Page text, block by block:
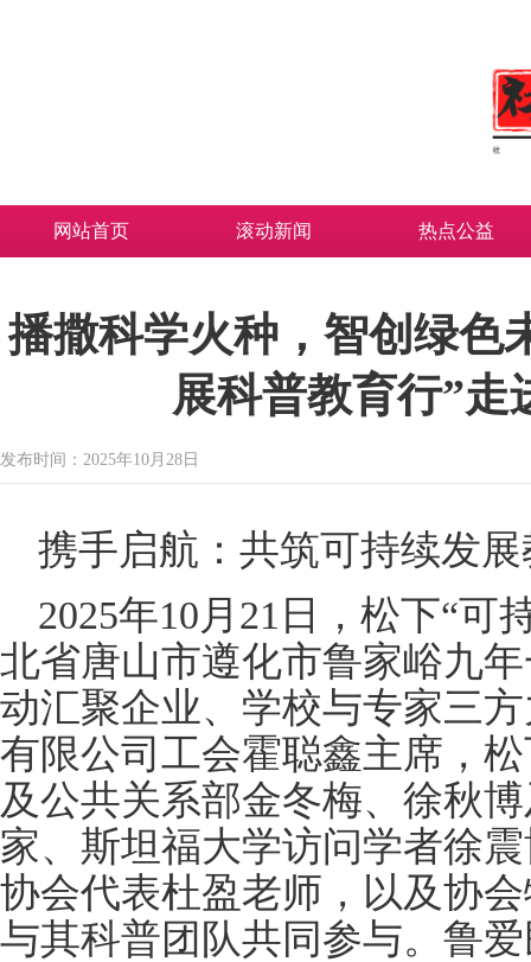
网站首页 滚动新闻 热点公益
播撒科学火种，智创绿
展科普教育行”走
发布时间：2025年10月28日
携手启航：共筑可持续发
2025年10月21日，松下“可
北省唐山市遵化市鲁家峪九
动汇聚企业、学校与专家三
有限公司工会霍聪鑫主席，
及公共关系部金冬梅、徐秋
家、斯坦福大学访问学者徐
协会代表杜盈老师，以及协
与其科普团队共同参与。鲁